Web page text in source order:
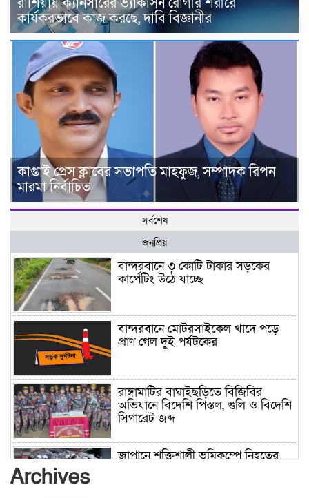
কার্যকরভাবে কাজ করছে, দাবি বিজ্ঞানীর
কাপ্তাই প্রেস ক্লাবের সভাপতি মাহফুজ, সম্পাদক রিপন
মারমা নির্বাচিত
সর্বশেষ
জনপ্রিয়
বান্দরবানে ৩ কোটি টাকার সড়কের
কার্পেটিং উঠে যাচ্ছে
বান্দরবানে মোটরসাইকেল খাদে পড়ে
প্রাণ গেল দুই পর্যটকের
রাঙ্গামাটির বাঘাইছড়িতে বিজিবির
অভিযানে বিদেশি পিস্তল, গুলি ও বিদেশি
সিগারেট জব্দ
জাপানে শক্তিশালী ভূমিকম্পে নিহতের
Archives